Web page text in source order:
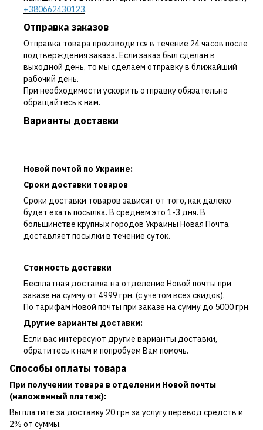
+380662430123.
Отправка заказов
Отправка товара производится в течение 24 часов после
подтверждения заказа. Если заказ был сделан в
выходной день, то мы сделаем отправку в ближайший
рабочий день.
При необходимости ускорить отправку обязательно
обращайтесь к нам.
Варианты доставки
Новой почтой по Украине:
Сроки доставки товаров
Сроки доставки товаров зависят от того, как далеко
будет ехать посылка. В среднем это 1-3 дня. В
большинстве крупных городов Украины Новая Почта
доставляет посылки в течение суток.
Стоимость доставки
Бесплатная доставка на отделение Новой почты при
заказе на сумму от 4999 грн. (с учетом всех скидок).
По тарифам Новой почты при заказе на сумму до 5000 грн.
Другие варианты доставки:
Если вас интересуют другие варианты доставки,
обратитесь к нам и попробуем Вам помочь.
Способы оплаты товара
При получении товара в отделении Новой почты
(наложенный платеж):
Вы платите за доставку 20 грн за услугу перевод средств и
2% от суммы.